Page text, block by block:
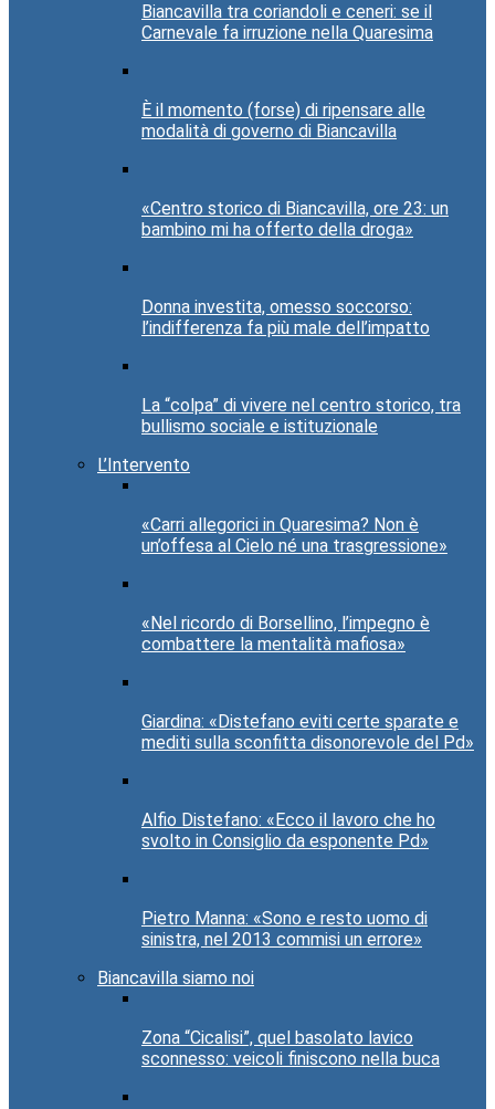
Biancavilla tra coriandoli e ceneri: se il
Carnevale fa irruzione nella Quaresima
È il momento (forse) di ripensare alle
modalità di governo di Biancavilla
«Centro storico di Biancavilla, ore 23: un
bambino mi ha offerto della droga»
Donna investita, omesso soccorso:
l’indifferenza fa più male dell’impatto
La “colpa” di vivere nel centro storico, tra
bullismo sociale e istituzionale
L’Intervento
«Carri allegorici in Quaresima? Non è
un’offesa al Cielo né una trasgressione»
«Nel ricordo di Borsellino, l’impegno è
combattere la mentalità mafiosa»
Giardina: «Distefano eviti certe sparate e
mediti sulla sconfitta disonorevole del Pd»
Alfio Distefano: «Ecco il lavoro che ho
svolto in Consiglio da esponente Pd»
Pietro Manna: «Sono e resto uomo di
sinistra, nel 2013 commisi un errore»
Biancavilla siamo noi
Zona “Cicalisi”, quel basolato lavico
sconnesso: veicoli finiscono nella buca